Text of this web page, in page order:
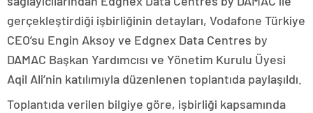
gerçekleştirdiği işbirliğinin detayları, Vodafone Türkiye
CEO’su Engin Aksoy ve Edgnex Data Centres by
DAMAC Başkan Yardımcısı ve Yönetim Kurulu Üyesi
Aqil Ali’nin katılımıyla düzenlenen toplantıda paylaşıldı.
Toplantıda verilen bilgiye göre, işbirliği kapsamında